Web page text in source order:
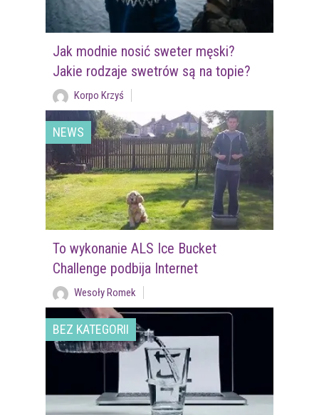
Jak modnie nosić sweter męski?
Jakie rodzaje swetrów są na topie?
Korpo Krzyś
NEWS
To wykonanie ALS Ice Bucket
Challenge podbija Internet
Wesoły Romek
BEZ KATEGORII